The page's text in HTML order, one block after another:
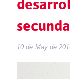
10 de May de